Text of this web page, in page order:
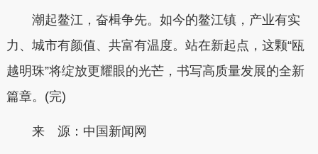
潮起鳌江，奋楫争先。如今的鳌江镇，产业有实
力、城市有颜值、共富有温度。站在新起点，这颗“瓯
越明珠”将绽放更耀眼的光芒，书写高质量发展的全新
篇章。(完)
来 源：中国新闻网